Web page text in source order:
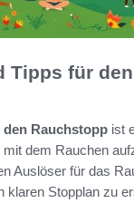
Tipps für den
Rauchstopp ist
dem Rauchen
Auslöser für das
klaren Stopplan zu